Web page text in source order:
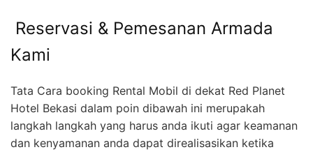
Reservasi & Pemesanan Armada
Kami
Tata Cara booking Rental Mobil di dekat Red Planet
Hotel Bekasi dalam poin dibawah ini merupakah
langkah langkah yang harus anda ikuti agar keamanan
dan kenyamanan anda dapat direalisasikan ketika